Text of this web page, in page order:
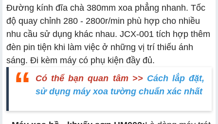
Đường kính đĩa chà 380mm xoa phẳng nhanh. Tốc
độ quay chỉnh 280 - 2800r/min phù hợp cho nhiều
nhu cầu sử dụng khác nhau. JCX-001 tích hợp thêm
đèn pin tiện khi làm việc ở những vị trí thiếu ánh
sáng. Đi kèm máy có phụ kiện đầy đủ.
Có thể bạn quan tâm >> Cách lắp đặt,
sử dụng máy xoa tường chuẩn xác nhất